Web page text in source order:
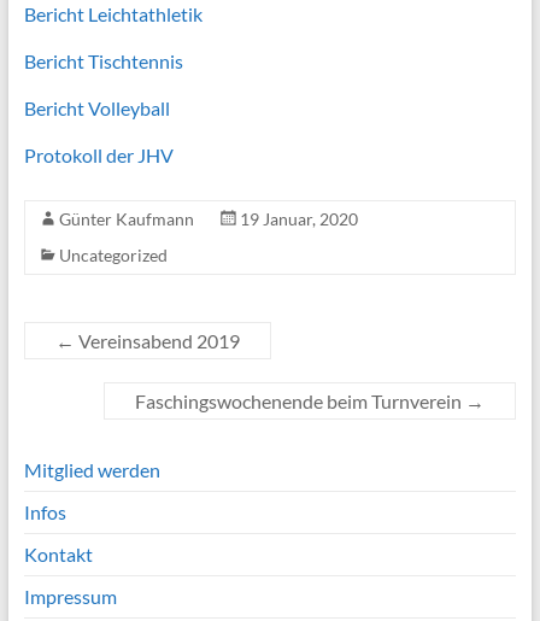
Bericht Leichtathletik
Bericht Tischtennis
Bericht Volleyball
Protokoll der JHV
Günter Kaufmann
19 Januar, 2020
Uncategorized
← Vereinsabend 2019
Faschingswochenende beim Turnverein →
Mitglied werden
Infos
Kontakt
Impressum